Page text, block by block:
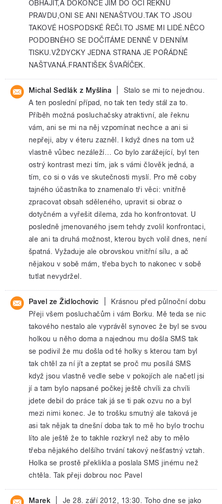
OBHÁJIT,A DOKONCE JIM DO OČI ŘEKNU
PRAVDU,ONI SE ANI NENAŠTVOU.TAK TO JSOU
TAKOVÉ HOSPODSKÉ ŘEČI.TO JSME MI LIDÉ.NĚCO
PODOBNÉHO SE DOČITÁME DENNĚ V DENNÍM
TISKU.VŽDYCKY JEDNA STRANA JE POŘÁDNĚ
NAŠTVANÁ.FRANTIŠEK ŠVAŘÍČEK.
Michal Sedlák z Myšlína
Stalo se mi to nejednou.
A ten poslední případ, no tak ten tedy stál za to.
Příběh možná posluchačsky atraktivní, ale řeknu
vám, ani se mi na něj vzpomínat nechce a ani si
nepřeji, aby v éteru zazněl. I když dnes na tom už
vlastně vůbec nezáleží… Co bylo zarážející, byl ten
ostrý kontrast mezi tím, jak s vámi člověk jedná, a
tím, co si o vás ve skutečnosti myslí. Pro mě coby
tajného účastníka to znamenalo tři věci: vnitřně
zpracovat obsah sděleného, upravit si obraz o
dotyčném a vyřešit dilema, zda ho konfrontovat. U
posledně jmenovaného jsem tehdy zvolil konfrontaci,
ale ani ta druhá možnost, kterou bych volil dnes, není
špatná. Vyžaduje ale obrovskou vnitřní sílu, a ač
nějakou v sobě mám, třeba bych to nakonec v sobě
tutlat nevydržel.
Pavel ze Židlochovic
Krásnou před půlnoční dobu
Přeji všem posluchačům i vám Borku. Mě teda se nic
takového nestalo ale vyprávěl synovec že byl se svou
holkou u něho doma a najednou mu došla SMS tak
se podivil že mu došla od té holky s kterou tam byl
tak chtěl za ní jít a zeptat se proč mu posílá SMS
když jsou vlastně vedle sebe v pokojích ale načetl jsi
jí a tam bylo napsané počkej ještě chvíli za chvíli
jdete debil do práce tak já se ti pak ozvu no a byl
mezi nimi konec. Je to trošku smutný ale taková je
asi tak nějak ta dnešní doba tak to mě ho bylo trochu
líto ale ještě že to takhle rozkryl než aby to mělo
třeba nějakého delšího trvání takový nešťastný vztah.
Holka se prostě překlikla a poslala SMS jinému než
chtěla. Tak přeji dobrou noc Pavel
Marek Je 28. září 2012, 13:30. Toho dne se jako